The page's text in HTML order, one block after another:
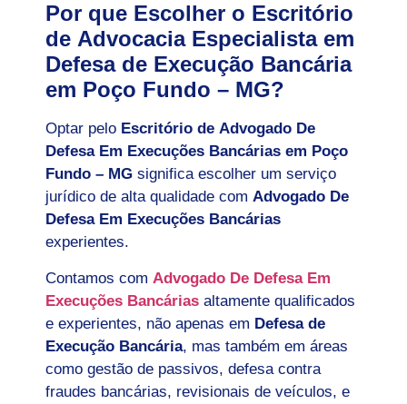
Por que Escolher o Escritório
de Advocacia Especialista em
Defesa de Execução Bancária
em Poço Fundo – MG?
Optar pelo Escritório de Advogado De
Defesa Em Execuções Bancárias em Poço
Fundo – MG significa escolher um serviço
jurídico de alta qualidade com Advogado De
Defesa Em Execuções Bancárias
experientes.
Contamos com Advogado De Defesa Em
Execuções Bancárias altamente qualificados
e experientes, não apenas em Defesa de
Execução Bancária, mas também em áreas
como gestão de passivos, defesa contra
fraudes bancárias, revisionais de veículos, e